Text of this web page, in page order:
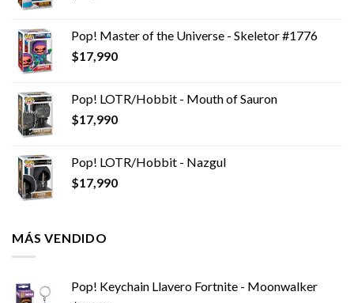
Pop! Master of the Universe - Skeletor #1776
$17,990
Pop! LOTR/Hobbit - Mouth of Sauron
$17,990
Pop! LOTR/Hobbit - Nazgul
$17,990
MÁS VENDIDO
Pop! Keychain Llavero Fortnite - Moonwalker